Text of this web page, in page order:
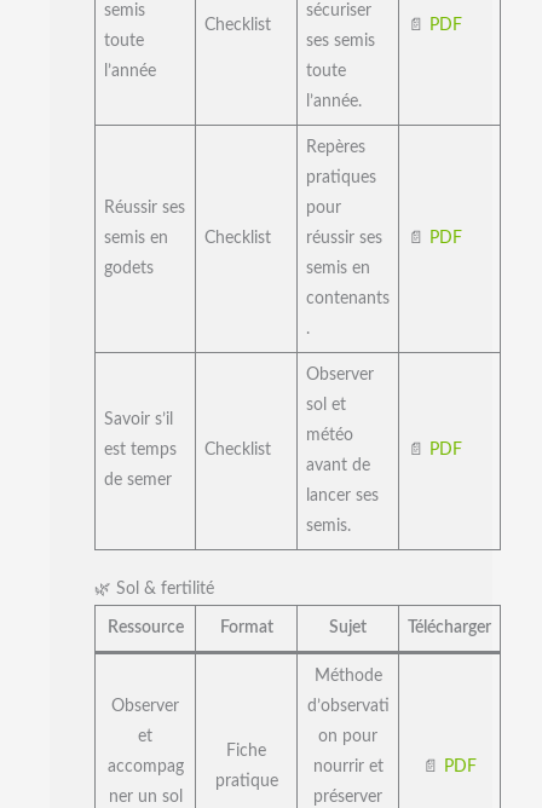
semis
toute
l’année
Checklist
sécuriser
ses semis
toute
l’année.
📄 PDF
Réussir ses
semis en
godets
Checklist
Repères
pratiques
pour
réussir ses
semis en
contenants
.
📄 PDF
Savoir s’il
est temps
de semer
Checklist
Observer
sol et
météo
avant de
lancer ses
semis.
📄 PDF
🌿 Sol & fertilité
Ressource Format Sujet Télécharger
Observer
et
accompag
ner un sol
Fiche
pratique
Méthode
d’observati
on pour
nourrir et
préserver
📄 PDF